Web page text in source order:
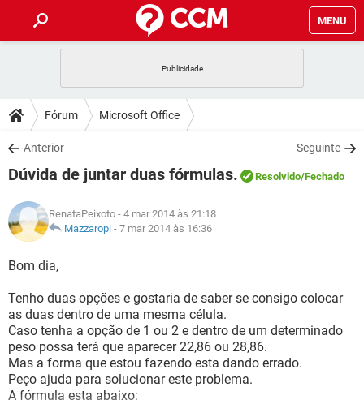
MENU
CELULAR
OUTLOOK
INSTAGRAM GMAIL
GUIA DE COMPRAS
DICAS
JOGOS
INSTAGRAM GMAIL
GUIA DE COMPRAS
DOWNLOADS
JOGOS WHATSAPP
CELULAR
OUTLOOK EXCEL
INSTAGRAM
JOGOS WHATSAPP
CELULAR
OUTLOOK
INSTAGRAM GMAIL
GUIA DE COMPRAS
GLOSSÁRIO
JOGOS
OUTLOOK EXCEL
GMAIL
GUIA DE COMPRAS
Fórum Microsoft Office
Anterior Seguinte
Dúvida de juntar duas fórmulas. Resolvido/Fechado
RenataPeixoto - 4 mar 2014 às 21:18
Mazzaropi - 7 mar 2014 às 16:36
Bom dia,
Tenho duas opções e gostaria de saber se consigo colocar
as duas dentro de uma mesma célula.
Caso tenha a opção de 1 ou 2 e dentro de um determinado
peso possa terá que aparecer 22,86 ou 28,86.
Mas a forma que estou fazendo esta dando errado.
Peço ajuda para solucionar este problema.
A fórmula esta abaixo: